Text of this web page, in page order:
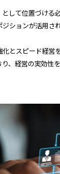
して位置づける
ションが活用さ
とスピード経営
、経営の実効性